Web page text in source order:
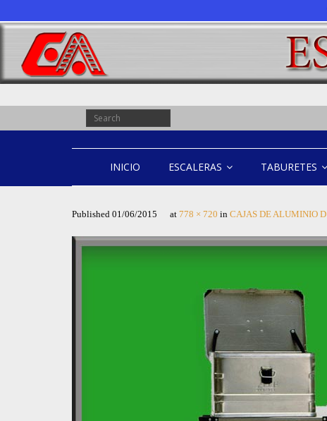
INICIO ESCALERAS TABURETES
Published 01/06/2015 at 778 × 720 in CAJAS DE ALUMINIO D